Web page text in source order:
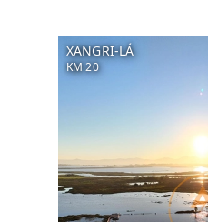
XANGRI-LÁ
KM 20